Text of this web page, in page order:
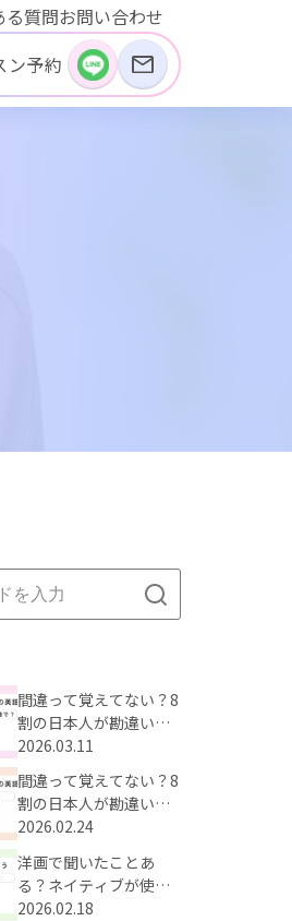
る質問お問い合わせ
ン予約
間違って覚えてない？8
割の日本人が勘違いし
がちな動作の英語表現
2026.03.11
間違って覚えてない？8
割の日本人が勘違いし
がちな動作の英語表現
2026.02.24
洋画で聞いたことあ
る？ネイティブが使う
「ごめんね」の英語表
2026.02.18